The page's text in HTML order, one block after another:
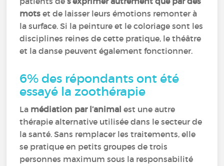
mots et de laisser leurs émotions remonter à
la surface. Si la peinture et le coloriage sont les
disciplines reines de cette pratique, le théâtre
et la danse peuvent également fonctionner.
6% des répondants ont été
essayé la zoothérapie
La médiation par l’animal est une autre
thérapie alternative utilisée dans le secteur de
la santé. Sans remplacer les traitements, elle
se pratique en petits groupes de trois
personnes maximum sous la responsabilité